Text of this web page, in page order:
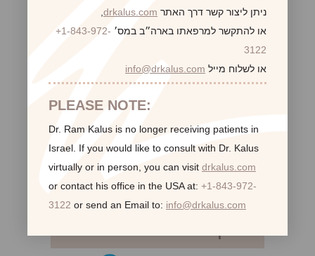
ניתן ליצור קשר דרך האתר drkalus.com
או להתקשר למרפאתו בארה״ב במס׳ +1-843-972-
3122
או לשלוח מייל info@drkalus.com
PLEASE NOTE:
Dr. Ram Kalus is no longer receiving patients in
Israel. If you would like to consult with Dr. Kalus
virtually or in person, you can visit drkalus.com
or contact his office in the USA at: +1-843-972-
3122 or send an Email to: info@drkalus.com